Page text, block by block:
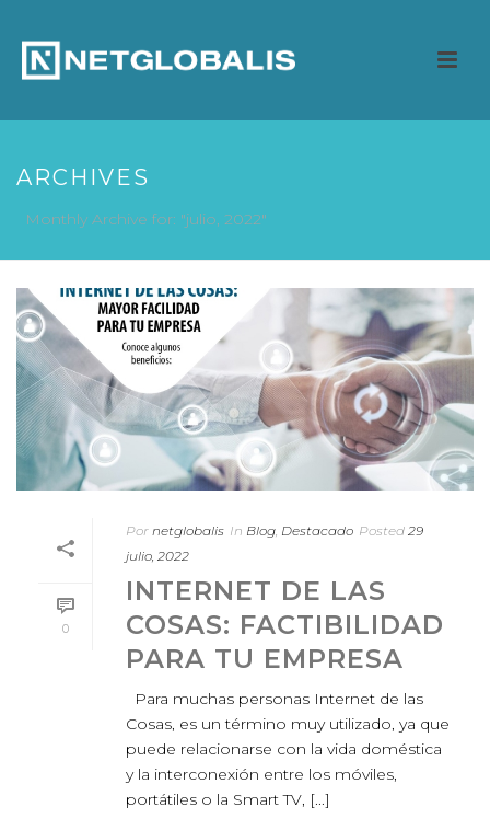
ARCHIVES
Monthly Archive for: "julio, 2022"
0
Por netglobalis In Blog Destacado Posted 29
julio, 2022
INTERNET DE LAS
COSAS: FACTIBILIDAD
PARA TU EMPRESA
Para muchas personas Internet de las
Cosas, es un término muy utilizado, ya que
puede relacionarse con la vida doméstica
y la interconexión entre los móviles,
portátiles o la Smart TV, [...]